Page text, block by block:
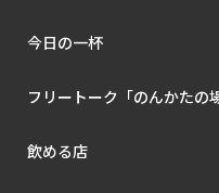
今日の一杯
フリートーク「のんかたの
飲める店